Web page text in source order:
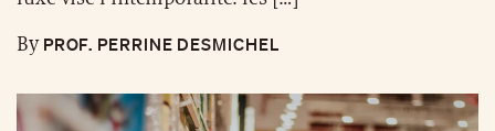
ByPROF. PERRINE DESMICHEL